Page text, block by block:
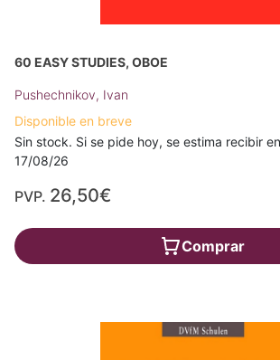
60 EASY STUDIES, OBOE
Pushechnikov, Ivan
Disponible en breve
Sin stock. Si se pide hoy, se estima recibir
17/08/26
PVP. 26,50€
Comprar